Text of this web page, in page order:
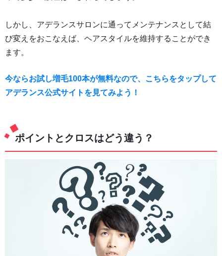
しかし、アデランスサロンに通ってメンテナンスとして結
び変えをおこなえば、ヘアスタイルを維持することができ
ます。
今ならお試し増毛100本が無料なので、こちらをタップして
アデランス公式サイトを見てみよう！
ポイントとクロスはどう違う？